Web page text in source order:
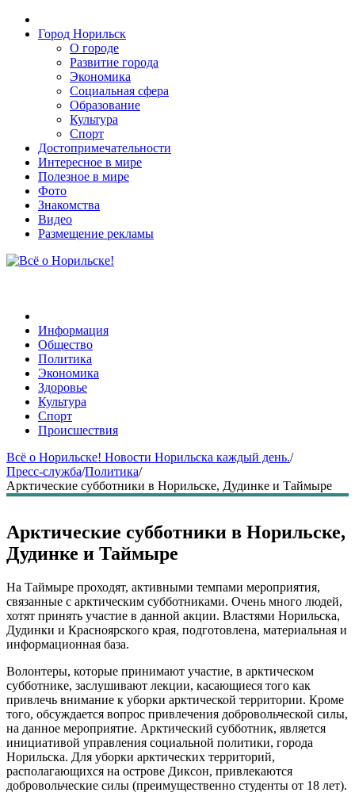
Город Норильск
О городе
Развитие города
Экономика
Социальная сфера
Образование
Культура
Спорт
Достопримечательности
Интересное в мире
Полезное в мире
Фото
Знакомства
Видео
Размещение рекламы
Информация
Общество
Политика
Экономика
Здоровье
Культура
Спорт
Происшествия
Всё о Норильске! Новости Норильска каждый день./
Пресс-служба/Политика/
Арктические субботники в Норильске, Дудинке и Таймыре
Арктические субботники в Норильске,
Дудинке и Таймыре
На Таймыре проходят, активными темпами мероприятия,
связанные с арктическим субботниками. Очень много людей,
хотят принять участие в данной акции. Властями Норильска,
Дудинки и Красноярского края, подготовлена, материальная и
информационная база.
Волонтеры, которые принимают участие, в арктическом
субботнике, заслушивают лекции, касающиеся того как
привлечь внимание к уборки арктической территории. Кроме
того, обсуждается вопрос привлечения добровольческой силы,
на данное мероприятие. Арктический субботник, является
инициативой управления социальной политики, города
Норильска. Для уборки арктических территорий,
располагающихся на острове Диксон, привлекаются
добровольческие силы (преимущественно студенты от 18 лет).